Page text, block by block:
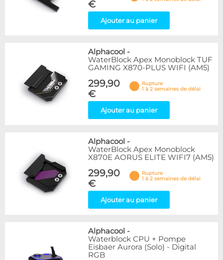
€
Ajouter au panier
Alphacool -
WaterBlock Apex Monoblock TUF
GAMING X870-PLUS WIFI (AM5)
299,90
€
Rupture
1 à 2 semaines de délai
Ajouter au panier
Alphacool -
WaterBlock Apex Monoblock
X870E AORUS ELITE WIFI7 (AM5)
299,90
€
Rupture
1 à 2 semaines de délai
Ajouter au panier
Alphacool -
Waterblock CPU + Pompe
Eisbaer Aurora (Solo) - Digital
RGB